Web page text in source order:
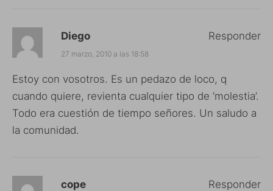
Diego
27 marzo, 2010 a las 18:58
Estoy con vosotros. Es un pedazo de loco, q
cuando quiere, revienta cualquier tipo de ‘molestia’.
Todo era cuestión de tiempo señores. Un saludo a
la comunidad.
Responder
cope Responder